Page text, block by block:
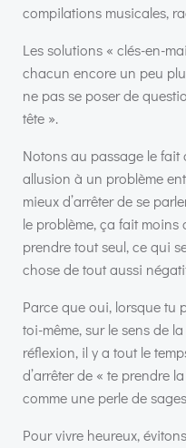
compilations musicales,
Les solutions « clés-en-
chacun encore un peu
ne pas se poser de
tête ».
Notons au passage le fait
allusion à un problème
mieux d’arrêter de se
le problème, ça fait
prendre tout seul, ce qui
chose de tout aussi
Parce que oui, lorsque tu
toi-même, sur le sens de
réflexion, il y a tout le
d’arrêter de « te prendre
comme une perle de
Pour vivre heureux,